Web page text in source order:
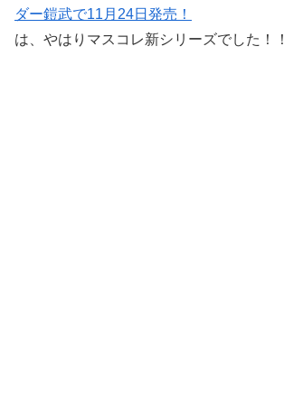
ダー鎧武で11月24日発売！
は、やはりマスコレ新シリーズでした！！